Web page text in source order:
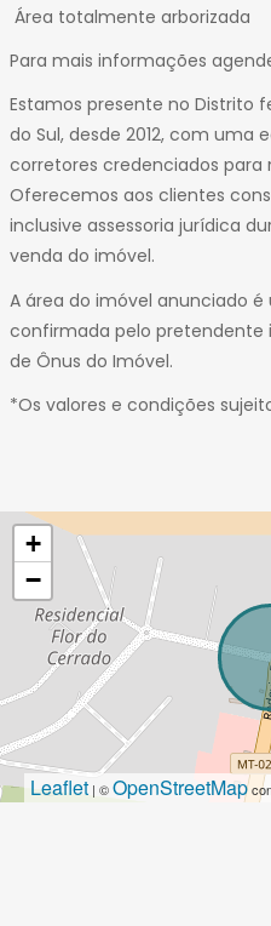
Área totalmente arborizada
Para mais informações
Estamos presente no Distrito
do Sul, desde 2012, com uma
corretores credenciados para
Oferecemos aos clientes
inclusive assessoria jurídica
venda do imóvel.
A área do imóvel anunciado
confirmada pelo pretendente
de Ônus do Imóvel.
*Os valores e condições
+
−
Leaflet | ©OpenStreetMap